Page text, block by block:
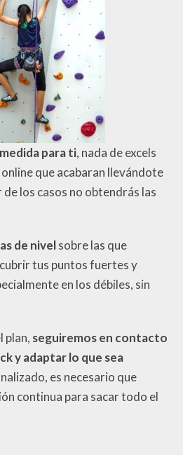
para ti, nada de excels
que acabaran llevándote
de los casos no obtendrás las
de nivelsobre las que
tus puntos fuertes y
en los débiles, sin
plan, seguiremos en contacto
y adaptar lo que sea
es necesario que
continua para sacar todo el